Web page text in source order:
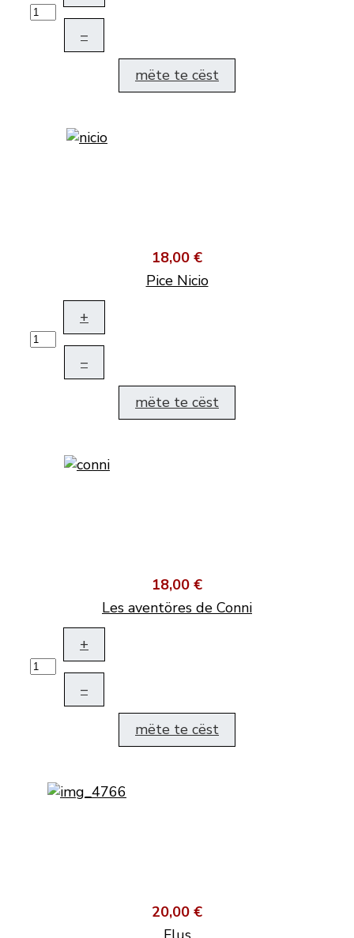
–
mëte te cëst
18,00 €
Pice Nicio
+
–
mëte te cëst
18,00 €
Les aventöres de Conni
+
–
mëte te cëst
20,00 €